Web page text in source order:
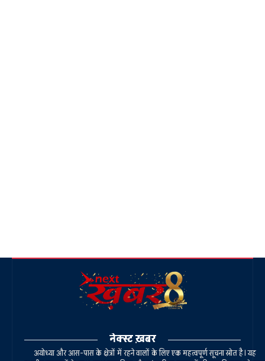
नेक्स्ट ख़बर
अयोध्या और आस-पास के क्षेत्रों में रहने वालों के लिए एक महत्वपूर्ण सूचना स्रोत है। यह